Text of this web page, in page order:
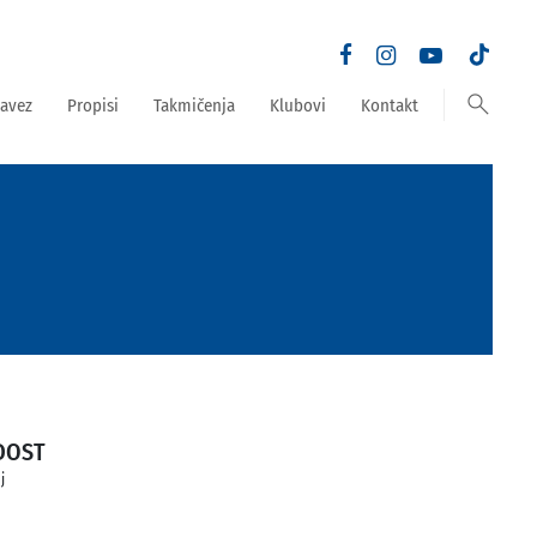
Propisi Takmičenja Klubovi Kontakt search